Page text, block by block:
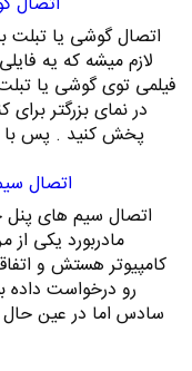
اتصال گوشی یا تبلت
لازم میشه که یه
فیلمی توی گوشی یا
در نمای بزرگتر
پخش کنید . پس با
اتصال
اتصال سیم های
مادربورد یکی
کامپیوتر هستش و
رو درخواست داده
سادس اما در عین حال